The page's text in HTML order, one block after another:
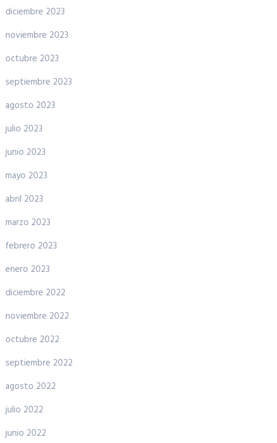
diciembre 2023
noviembre 2023
octubre 2023
septiembre 2023
agosto 2023
julio 2023
junio 2023
mayo 2023
abril 2023
marzo 2023
febrero 2023
enero 2023
diciembre 2022
noviembre 2022
octubre 2022
septiembre 2022
agosto 2022
julio 2022
junio 2022